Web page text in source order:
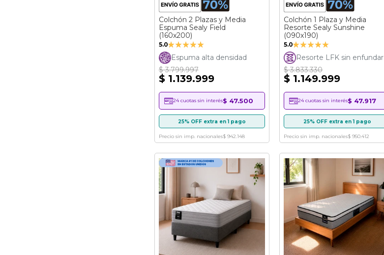
Colchón 2 Plazas y Media
Espuma Sealy Field
(160x200)
5.0Valoración:
100%
Espuma alta densidad
$ 3.799.997
$ 1.139.999
24 cuotas sin interés$ 47.500
25% OFF extra en 1 pago
Precio sin imp. nacionales$ 942.148
Colchón 1 Plaza y Media
Resorte Sealy Sunshine
(090x190)
5.0Valoración:
100%
Resorte LFK sin enfundar
$ 3.833.330
$ 1.149.999
24 cuotas sin interés$ 47.917
25% OFF extra en 1 pago
Precio sin imp. nacionales$ 950.412